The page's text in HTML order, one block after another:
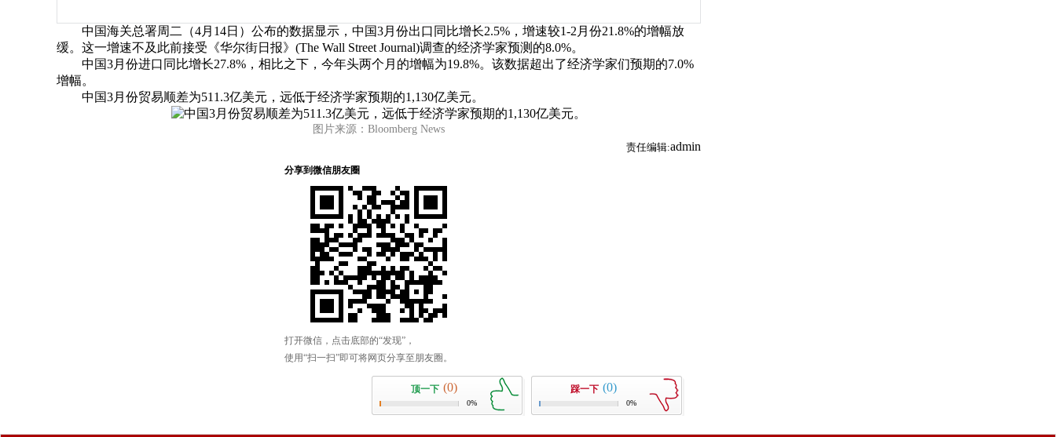
中国海关总署周二（4月14日）公布的数据显示，中国3月份出口同比增长2.5%，增速较1-2月份21.8%的增幅放
缓。这一增速不及此前接受《华尔街日报》(The Wall Street Journal)调查的经济学家预测的8.0%。
中国3月份进口同比增长27.8%，相比之下，今年头两个月的增幅为19.8%。该数据超出了经济学家们预期的7.0%
增幅。
中国3月份贸易顺差为511.3亿美元，远低于经济学家预期的1,130亿美元。
图片来源：Bloomberg News
责任编辑:admin
顶一下 (0)
0%
踩一下 (0)
0%